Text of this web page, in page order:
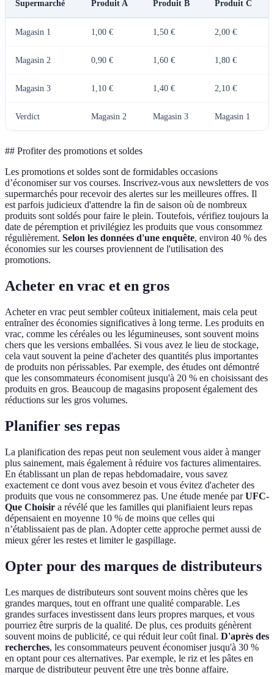
Supermarché Produit A Produit B Produit C
Magasin 1 1,00 € 1,50 € 2,00 €
Magasin 2 0,90 € 1,60 € 1,80 €
Magasin 3 1,10 € 1,40 € 2,10 €
Verdict Magasin 2 Magasin 3 Magasin 1
## Profiter des promotions et soldes
Les promotions et soldes sont de formidables occasions
d’économiser sur vos courses. Inscrivez-vous aux newsletters de vos
supermarchés pour recevoir des alertes sur les meilleures offres. Il
est parfois judicieux d'attendre la fin de saison où de nombreux
produits sont soldés pour faire le plein. Toutefois, vérifiez toujours la
date de péremption et privilégiez les produits que vous consommez
régulièrement. Selon les données d'une enquête, environ 40 % des
économies sur les courses proviennent de l'utilisation des
promotions.
Acheter en vrac et en gros
Acheter en vrac peut sembler coûteux initialement, mais cela peut
entraîner des économies significatives à long terme. Les produits en
vrac, comme les céréales ou les légumineuses, sont souvent moins
chers que les versions emballées. Si vous avez le lieu de stockage,
cela vaut souvent la peine d'acheter des quantités plus importantes
de produits non périssables. Par exemple, des études ont démontré
que les consommateurs économisent jusqu'à 20 % en choisissant des
produits en gros. Beaucoup de magasins proposent également des
réductions sur les gros volumes.
Planifier ses repas
La planification des repas peut non seulement vous aider à manger
plus sainement, mais également à réduire vos factures alimentaires.
En établissant un plan de repas hebdomadaire, vous savez
exactement ce dont vous avez besoin et vous évitez d'acheter des
produits que vous ne consommerez pas. Une étude menée parUFC-
Que Choisir a révélé que les familles qui planifiaient leurs repas
dépensaient en moyenne 10 % de moins que celles qui
n’établissaient pas de plan. Adopter cette approche permet aussi de
mieux gérer les restes et limiter le gaspillage.
Opter pour des marques de distributeurs
Les marques de distributeurs sont souvent moins chères que les
grandes marques, tout en offrant une qualité comparable. Les
grandes surfaces investissent dans leurs propres marques, et vous
pourriez être surpris de la qualité. De plus, ces produits génèrent
souvent moins de publicité, ce qui réduit leur coût final. D'après des
recherches, les consommateurs peuvent économiser jusqu'à 30 %
en optant pour ces alternatives. Par exemple, le riz et les pâtes en
marque de distributeur peuvent être une très bonne affaire.